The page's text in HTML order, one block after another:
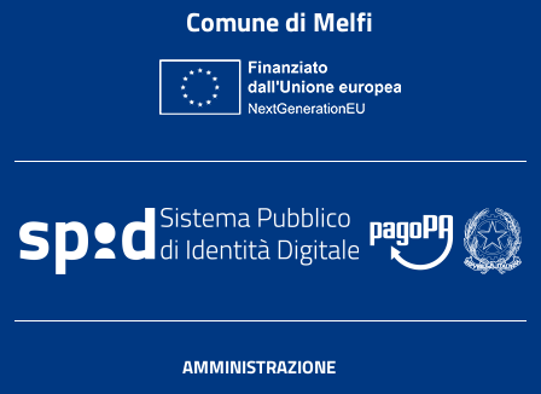
Comune di Melfi
AMMINISTRAZIONE